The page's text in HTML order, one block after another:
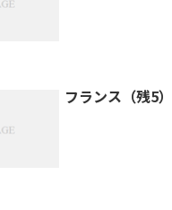
フランス（残5）